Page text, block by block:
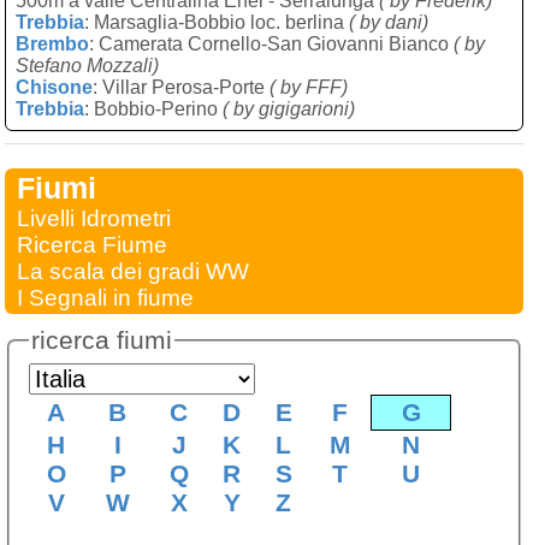
Trebbia: Marsaglia-Bobbio loc. berlina( by dani)
Brembo: Camerata Cornello-San Giovanni Bianco( by
Stefano Mozzali)
Chisone: Villar Perosa-Porte( by FFF)
Trebbia: Bobbio-Perino( by gigigarioni)
Fiumi
Livelli Idrometri
Ricerca Fiume
La scala dei gradi WW
I Segnali in fiume
ricerca fiumi
A B C D E F
G
H
I J K L M
N
O
P Q R S T
U
V
W X Y Z